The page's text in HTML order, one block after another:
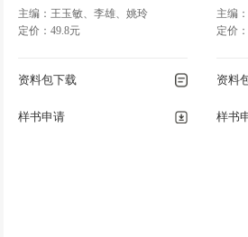
主编：王玉敏、李雄、姚玲
定价：49.8元
资料包下载
样书申请
主编
定价
资料
样书